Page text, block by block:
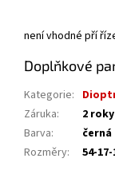
není vhodné pří
Doplňkové
Kategorie:
Záruka:
2 roky
Barva:
černá
Rozměry: 54-17-